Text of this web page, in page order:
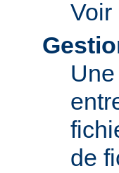
Voir
de